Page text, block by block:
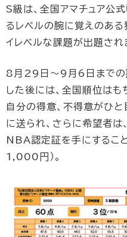
S級は、全国アマチュア公
るレベルの腕に覚えのある
イレベルな課題が出題され
8月29日～9月6日までの
した後には、全国順位はも
自分の得意、不得意がひ
に送られ、さらに希望者は
NBA認定証を手にするこ
1,000円）。